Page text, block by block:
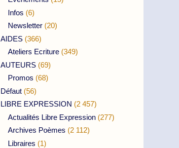
Infos (6)
Newsletter (20)
AIDES (366)
Ateliers Ecriture (349)
AUTEURS (69)
Promos (68)
Défaut (56)
LIBRE EXPRESSION (2 457)
Actualités Libre Expression (277)
Archives Poèmes (2 112)
Libraires (1)